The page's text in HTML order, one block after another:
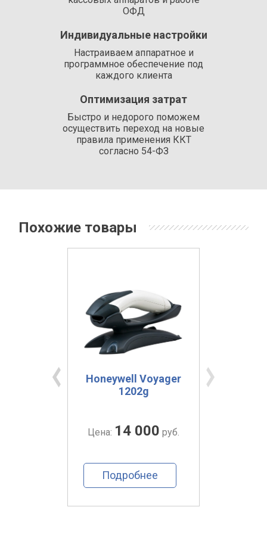
ОФД
Индивидуальные настройки
Настраиваем аппаратное и
программное обеспечение под
каждого клиента
Оптимизация затрат
Быстро и недорого поможем
осуществить переход на новые
правила применения ККТ
согласно 54-ФЗ
Похожие товары
Honeywell Voyager
1202g
Цена: 14 000 руб.
Подробнее